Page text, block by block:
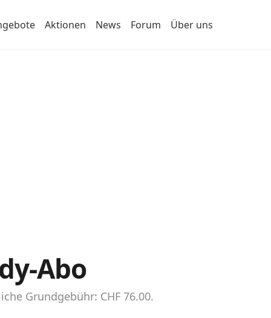
Aktionen News Forum Über uns
Abo
Grundgebühr: CHF 76.00.